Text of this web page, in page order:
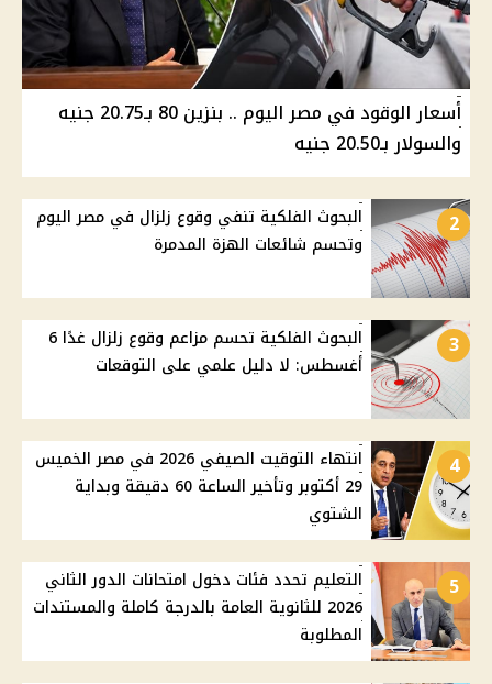
أسعار الوقود في مصر اليوم .. بنزين 80 بـ20.75 جنيه
والسولار بـ20.50 جنيه
2
البحوث الفلكية تنفي وقوع زلزال في مصر اليوم
وتحسم شائعات الهزة المدمرة
3
البحوث الفلكية تحسم مزاعم وقوع زلزال غدًا 6
أغسطس: لا دليل علمي على التوقعات
4
انتهاء التوقيت الصيفي 2026 في مصر الخميس
29 أكتوبر وتأخير الساعة 60 دقيقة وبداية
الشتوي
5
التعليم تحدد فئات دخول امتحانات الدور الثاني
2026 للثانوية العامة بالدرجة كاملة والمستندات
المطلوبة